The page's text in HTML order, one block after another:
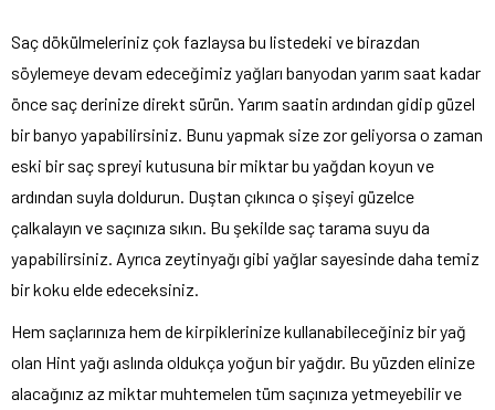
Saç dökülmeleriniz çok fazlaysa bu listedeki ve birazdan
söylemeye devam edeceğimiz yağları banyodan yarım saat kadar
önce saç derinize direkt sürün. Yarım saatin ardından gidip güzel
bir banyo yapabilirsiniz. Bunu yapmak size zor geliyorsa o zaman
eski bir saç spreyi kutusuna bir miktar bu yağdan koyun ve
ardından suyla doldurun. Duştan çıkınca o şişeyi güzelce
çalkalayın ve saçınıza sıkın. Bu şekilde saç tarama suyu da
yapabilirsiniz. Ayrıca zeytinyağı gibi yağlar sayesinde daha temiz
bir koku elde edeceksiniz.
Hem saçlarınıza hem de kirpiklerinize kullanabileceğiniz bir yağ
olan Hint yağı aslında oldukça yoğun bir yağdır. Bu yüzden elinize
alacağınız az miktar muhtemelen tüm saçınıza yetmeyebilir ve